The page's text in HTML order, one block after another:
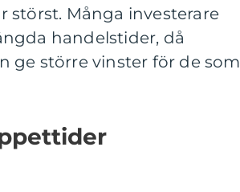
störst. Många investerare
handelstider, då
ge större vinster för de som